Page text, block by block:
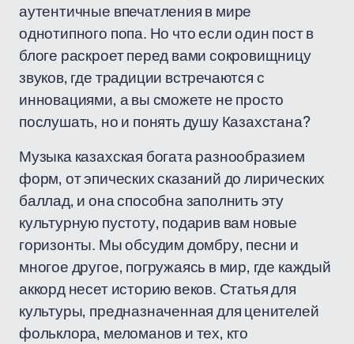
аутентичные впечатления в мире
однотипного попа. Но что если один пост в
блоге раскроет перед вами сокровищницу
звуков, где традиции встречаются с
инновациями, а вы сможете не просто
послушать, но и понять душу Казахстана?
Музыка казахская богата разнообразием
форм, от эпических сказаний до лирических
баллад, и она способна заполнить эту
культурную пустоту, подарив вам новые
горизонты. Мы обсудим домбру, песни и
многое другое, погружаясь в мир, где каждый
аккорд несет историю веков. Статья для
культуры, предназначенная для ценителей
фольклора, меломанов и тех, кто